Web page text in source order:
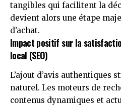
tangibles qui facilitent la
devient alors une étape
d’achat.
Impact positif sur la
local (SEO)
L’ajout d’avis authentiques
naturel. Les moteurs de
contenus dynamiques et